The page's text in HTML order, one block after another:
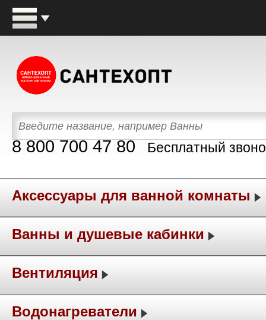
8 800 700 47 80 Бесплатный
Аксессуары для ванной комнаты
Ванны и душевые кабинки
Вентиляция
Водонагреватели